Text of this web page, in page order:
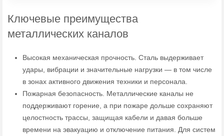
Ключевые преимущества
металлических каналов
Высокая механическая прочность. Сталь выдерживает
удары, вибрации и значительные нагрузки — в том числе
в зонах активного движения техники и персонала.
Пожарная безопасность. Металлические каналы не
поддерживают горение, а при пожаре дольше сохраняют
целостность трассы, защищая кабели и давая больше
времени на эвакуацию и отключение питания. Для систем